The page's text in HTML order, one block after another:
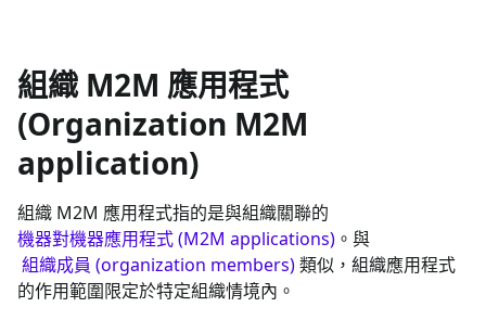
組織 M2M 應用程式
(Organization M2M
application)
組織 M2M 應用程式指的是與組織關聯的
機器對機器應用程式 (M2M applications) 。與
組織成員 (organization members)類似，組織應用程式
的作用範圍限定於特定組織情境內。